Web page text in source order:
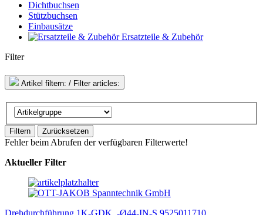
Dichtbuchsen
Stützbuchsen
Einbausätze
Ersatzteile & Zubehör
Filter
Artikel filtern: / Filter articles:
Filtern Zurücksetzen
Fehler beim Abrufen der verfügbaren Filterwerte!
Aktueller Filter
Drehdurchführung 1K-GDK_-Ø44-IN-S 9525011710